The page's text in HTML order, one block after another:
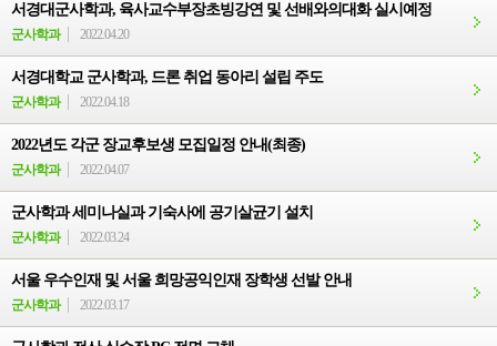
서경대군사학과, 육사교수부장초빙강연 및 선배와의대화 실시예정
군사학과 2022.04.20
서경대학교 군사학과, 드론 취업 동아리 설립 주도
군사학과 2022.04.18
2022년도 각군 장교후보생 모집일정 안내(최종)
군사학과 2022.04.07
군사학과 세미나실과 기숙사에 공기살균기 설치
군사학과 2022.03.24
서울 우수인재 및 서울 희망공익인재 장학생 선발 안내
군사학과 2022.03.17